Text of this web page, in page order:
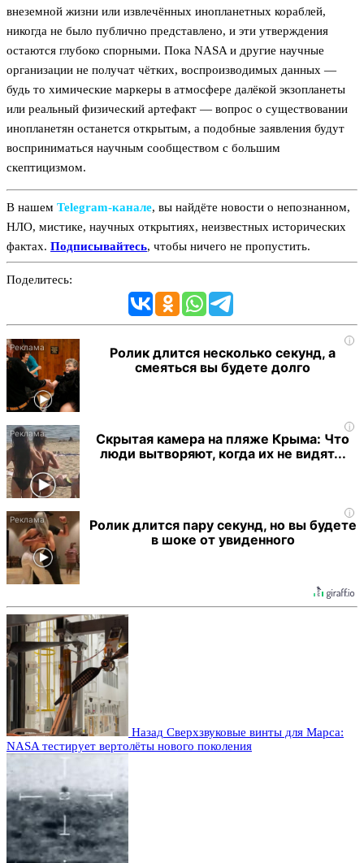
внеземной жизни или извлечённых инопланетных кораблей,
никогда не было публично представлено, и эти утверждения
остаются глубоко спорными. Пока NASA и другие научные
организации не получат чётких, воспроизводимых данных —
будь то химические маркеры в атмосфере далёкой экзопланеты
или реальный физический артефакт — вопрос о существовании
инопланетян останется открытым, а подобные заявления будут
восприниматься научным сообществом с большим
скептицизмом.
В нашем Telegram‑канале, вы найдёте новости о непознанном,
НЛО, мистике, научных открытиях, неизвестных исторических
фактах. Подписывайтесь, чтобы ничего не пропустить.
Поделитесь:
i
Ролик длится несколько секунд, а
смеяться вы будете долго
i
Скрытая камера на пляже Крыма: Что
люди вытворяют, когда их не видят...
i
Ролик длится пару секунд, но вы будете
в шоке от увиденного
Назад Сверхзвуковые винты для Марса:
NASA тестирует вертолёты нового поколения